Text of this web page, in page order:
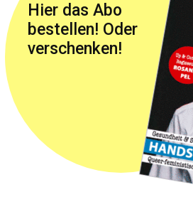
Hier das Abo
bestellen! Oder
verschenken!